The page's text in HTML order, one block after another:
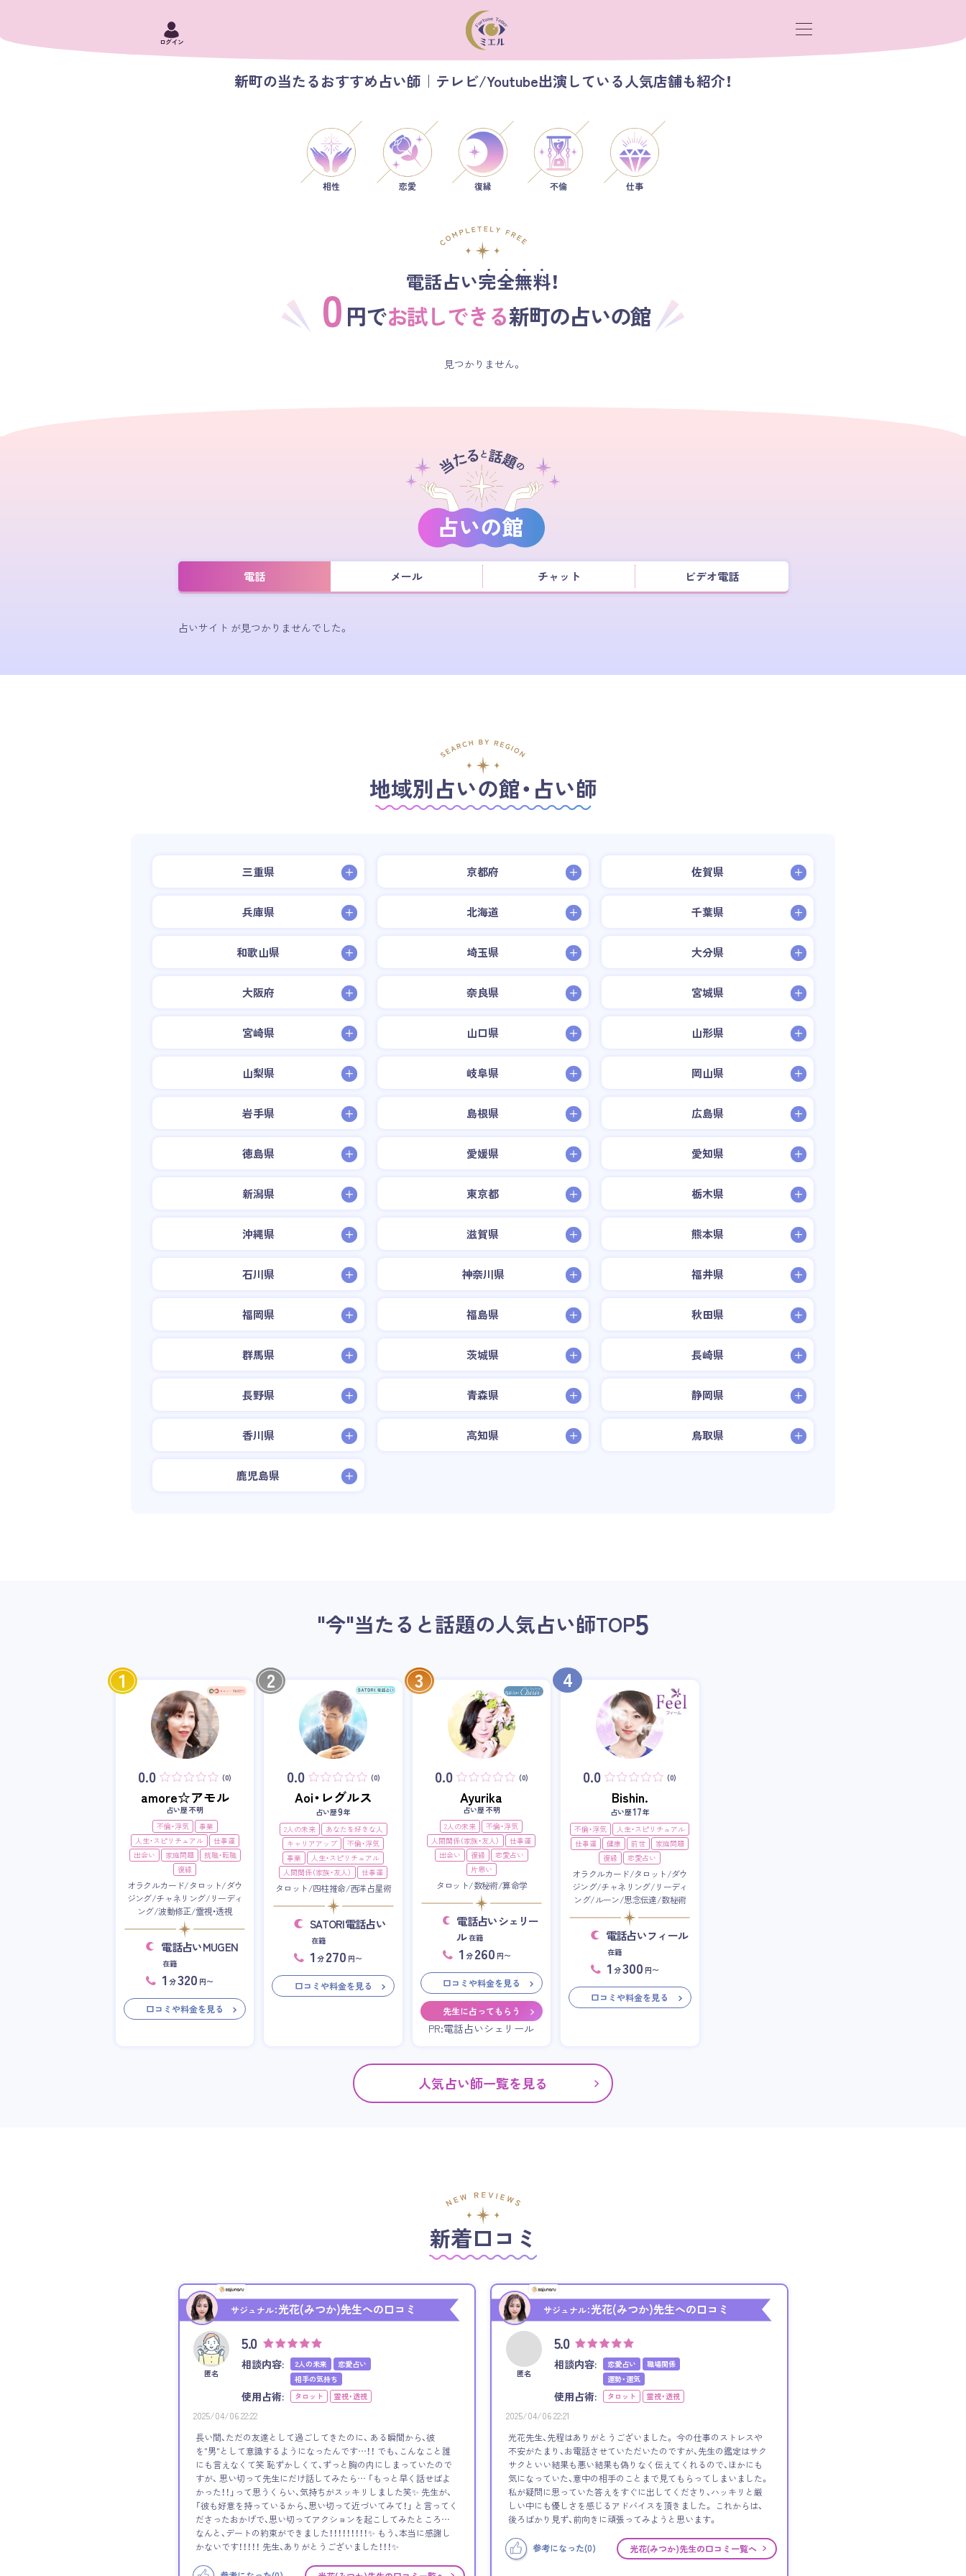
ログイン
新町の当たるおすすめ占い師｜テレビ/Youtube出演している人気店舗も紹介！
相性 恋愛 復縁 不倫 仕事
電話占い完全無料！
0 円でお試しできる新町の占いの館
見つかりません。
電話 メール チャット ビデオ電話
占いサイト が見つかりませんでした。
地域別占いの館・占い師
三重県 京都府 佐賀県
兵庫県 北海道 千葉県
和歌山県 埼玉県 大分県
大阪府 奈良県 宮城県
宮崎県 山口県 山形県
山梨県 岐阜県 岡山県
岩手県 島根県 広島県
徳島県 愛媛県 愛知県
新潟県 東京都 栃木県
沖縄県 滋賀県 熊本県
石川県 神奈川県 福井県
福岡県 福島県 秋田県
群馬県 茨城県 長崎県
長野県 青森県 静岡県
香川県 高知県 鳥取県
鹿児島県
"今"当たると話題の人気占い師TOP5
1
0.0 (0)
amore☆アモル
占い歴 不明
不倫・浮気
事業
人生・スピリチュアル
仕事運
出会い
家庭問題
就職・転職
復縁
オラクルカード/タロット/ダウ
ジング/チャネリング/リーディ
ング/波動修正/霊視・透視
電話占いMUGEN
在籍
1 分320 円〜
口コミや料金を見る
2
0.0 (0)
Aoi・レグルス
占い歴9年
2人の未来
あなたを好きな人
キャリアアップ
不倫・浮気
事業
人生・スピリチュアル
人間関係（家族・友人）
仕事運
タロット/四柱推命/西洋占星術
SATORI電話占い
在籍
1 分 270 円〜
口コミや料金を見る
3
0.0 (0)
Ayurika
占い歴 不明
2人の未来
不倫・浮気
人間関係（家族・友人）
仕事運
出会い
復縁
恋愛占い
片思い
タロット/数秘術/算命学
電話占いシェリー
ル在籍
1 分 260 円〜
口コミや料金を見る
先生に占ってもらう
PR:電話占いシェリール
4
0.0 (0)
Bishin.
占い歴17年
不倫・浮気
人生・スピリチュアル
仕事運
健康 前世
家庭問題
復縁
恋愛占い
オラクルカード/タロット/ダウ
ジング/チャネリング/リーディ
ング/ルーン/思念伝達/数秘術
電話占いフィール
在籍
1 分300 円〜
口コミや料金を見る
人気占い師一覧を見る
新着口コミ
サジュナル：光花(みつか)先生への口コミ
匿名
5.0
相談内容: 2人の未来
恋愛占い
相手の気持ち
使用占術: タロット 霊視・透視
2025/04/06 22:22
長い間、ただの友達として過ごしてきたのに、 ある瞬間から、彼
を"男"として意識するようになったんです…！！ でも、こんなこと誰
にも言えなくて笑 恥ずかしくて、ずっと胸の内にしまっていたので
すが、 思い切って先生にだけ話してみたら… 「もっと早く話せばよ
かった！！」って思うくらい、気持ちがスッキリしました笑✨ 先生が、
「彼も好意を持っているから、思い切って近づいてみて！」 と言ってく
ださったおかげで、思い切ってアクションを起こしてみたところ…
なんと、デートの約束ができました！！！！！！！！！✨ もう、本当に感謝し
かないです！！！！！ 先生、ありがとうございました！！！✨
サジュナル：光花(みつか)先生への口コミ
匿名
5.0
相談内容: 恋愛占い
職場関係
運勢・運気
使用占術: タロット 霊視・透視
2025/04/06 22:21
光花先生、先程はありがとうございました。 今の仕事のストレスや
不安がたまり、お電話させていただいたのですが、先生の鑑定はサク
サクといい結果も悪い結果も偽りなく伝えてくれるので、ほかにも
気になっていた、意中の相手のことまで見てもらってしまいました。
私が疑問に思っていた答えをすぐに出してくださり、ハッキリと厳
しい中にも優しさを感じるアドバイスを頂きました。 これからは、
後ろばかり見ず、前向きに頑張ってみようと思います。
参考になった(0) 光花(みつか)先生の口コミ一覧へ